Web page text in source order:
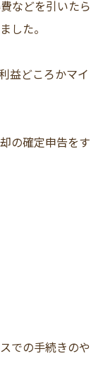
などを引いたら
した。
益どころかマイ
の確定申告をす
での手続きのや